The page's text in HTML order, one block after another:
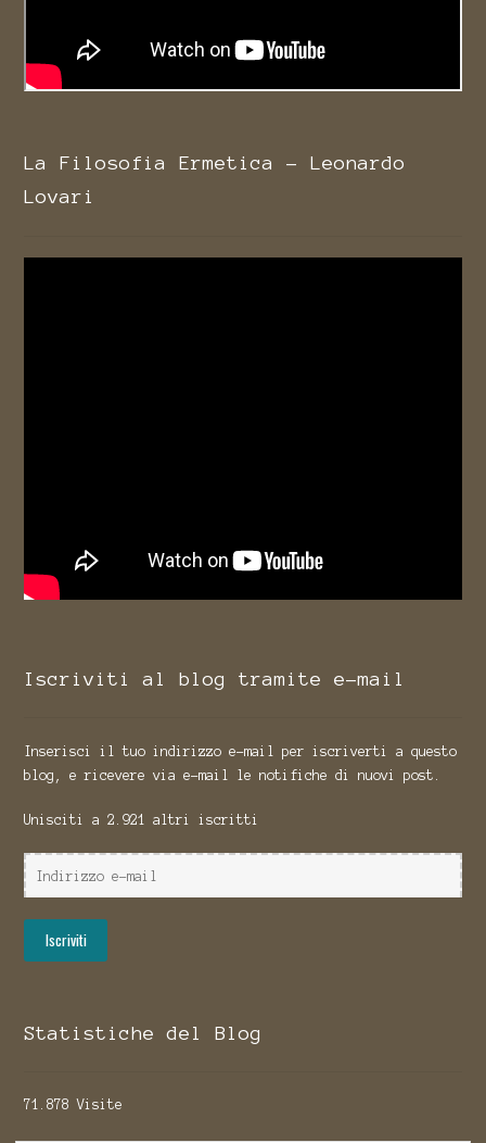
La Filosofia Ermetica - Leonardo
Lovari
Iscriviti al blog tramite e-mail
Inserisci il tuo indirizzo e-mail per iscriverti a questo
blog, e ricevere via e-mail le notifiche di nuovi post.
Unisciti a 2.921 altri iscritti
Indirizzo
e-
Iscriviti
Statistiche del Blog
71.878 Visite